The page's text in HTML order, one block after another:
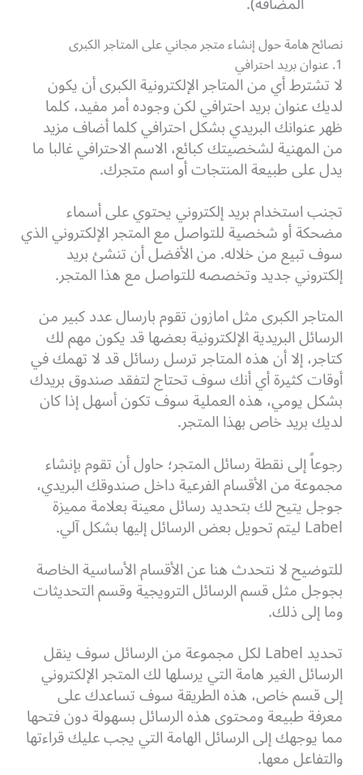
نصائح هامة حول إنشاء متجر مجاني على المتاجر الكبرى
1. عنوان بريد احترافي
لا تشترط أي من المتاجر الإلكترونية الكبرى أن يكون
لديك عنوان بريد احترافي لكن وجوده أمر مفيد، كلما
ظهر عنوانك البريدي بشكل احترافي كلما أضاف مزيد
من المهنية لشخصيتك كبائع، الاسم الاحترافي غالبا ما
يدل على طبيعة المنتجات أو اسم متجرك.
تجنب استخدام بريد إلكتروني يحتوي على أسماء
مضحكة أو شخصية للتواصل مع المتجر الإلكتروني الذي
سوف تبيع من خلاله. من الأفضل أن تنشئ بريد
إلكتروني جديد وتخصصه للتواصل مع هذا المتجر.
المتاجر الكبرى مثل امازون تقوم بارسال عدد كبير من
الرسائل البريدية الإلكترونية بعضها قد يكون مهم لك
كتاجر، إلا أن هذه المتاجر ترسل رسائل قد لا تهمك في
أوقات كثيرة أي أنك سوف تحتاج لتفقد صندوق بريدك
بشكل يومي، هذه العملية سوف تكون أسهل إذا كان
لديك بريد خاص بهذا المتجر.
رجوعاً إلى نقطة رسائل المتجر؛ حاول أن تقوم بإنشاء
مجموعة من الأقسام الفرعية داخل صندوقك البريدي،
جوجل يتيح لك بتحديد رسائل معينة بعلامة مميزة
Label ليتم تحويل بعض الرسائل إليها بشكل آلي.
للتوضيح لا نتحدث هنا عن الأقسام الأساسية الخاصة
بجوجل مثل قسم الرسائل الترويجية وقسم التحديثات
وما إلى ذلك.
تحديد Label لكل مجموعة من الرسائل سوف ينقل
الرسائل الغير هامة التي يرسلها لك المتجر الإلكتروني
إلى قسم خاص، هذه الطريقة سوف تساعدك على
معرفة طبيعة ومحتوى هذه الرسائل بسهولة دون فتحها
مما يوجهك إلى الرسائل الهامة التي يجب عليك قراءتها
والتفاعل معها.